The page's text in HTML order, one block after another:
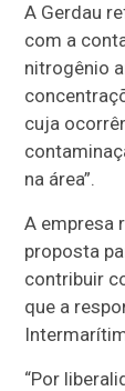
A Gerdau
com a
nitrogênio
cuja
na área”.
A empresa
proposta
contribuir
que a
“Por